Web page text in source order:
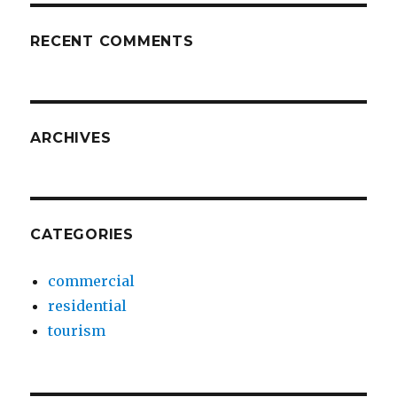
RECENT COMMENTS
ARCHIVES
CATEGORIES
commercial
residential
tourism